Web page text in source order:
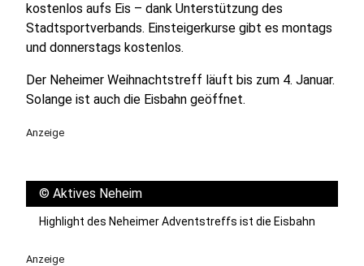
kostenlos aufs Eis – dank Unterstützung des
Stadtsportverbands. Einsteigerkurse gibt es montags
und donnerstags kostenlos.
Der Neheimer Weihnachtstreff läuft bis zum 4. Januar.
Solange ist auch die Eisbahn geöffnet.
Anzeige
© Aktives Neheim
Highlight des Neheimer Adventstreffs ist die Eisbahn
Anzeige